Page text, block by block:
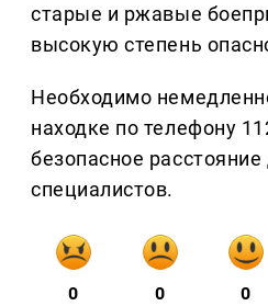
старые и ржавые
высокую степень
Необходимо
находке по телефону
безопасное
специалистов.
0 0 0